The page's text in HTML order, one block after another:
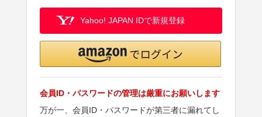
Yahoo! JAPAN IDで新規登録
会員ID・パスワードの管理は厳重にお願いします
万が一、会員ID・パスワードが第三者に漏れてし